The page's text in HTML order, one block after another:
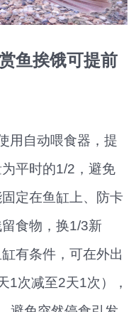
鱼挨饿可提前
自动喂食器，提
平时的1/2，避免
定在鱼缸上、防卡
食物，换1/3新
有条件，可在外出
1次减至2天1次），